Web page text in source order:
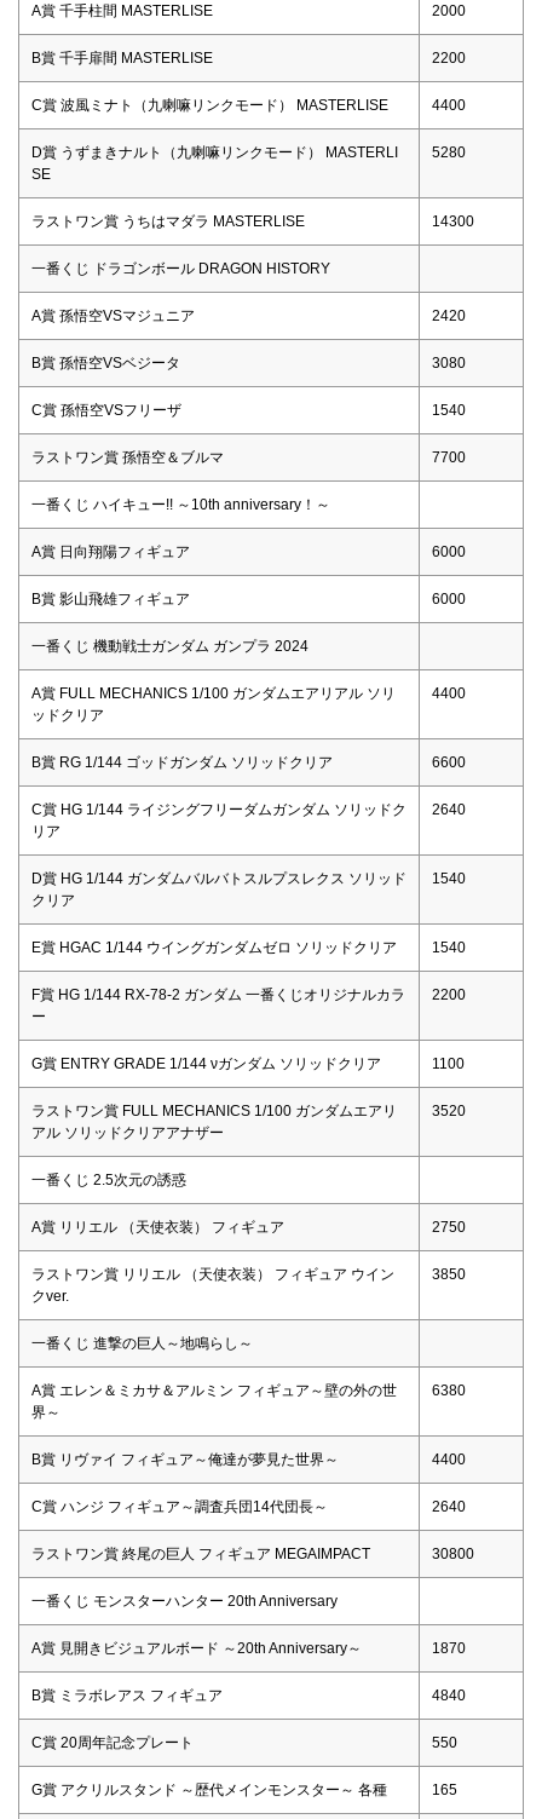
A賞 千手柱間 MASTERLISE 2000
B賞 千手扉間 MASTERLISE 2200
C賞 波風ミナト（九喇嘛リンクモード） MASTERLISE 4400
D賞 うずまきナルト（九喇嘛リンクモード） MASTERLI
SE
5280
ラストワン賞 うちはマダラ MASTERLISE 14300
一番くじ ドラゴンボール DRAGON HISTORY
A賞 孫悟空VSマジュニア 2420
B賞 孫悟空VSベジータ 3080
C賞 孫悟空VSフリーザ 1540
ラストワン賞 孫悟空＆ブルマ 7700
一番くじ ハイキュー!! ～10th anniversary！～
A賞 日向翔陽フィギュア 6000
B賞 影山飛雄フィギュア 6000
一番くじ 機動戦士ガンダム ガンプラ 2024
A賞 FULL MECHANICS 1/100 ガンダムエアリアル ソリ
ッドクリア
4400
B賞 RG 1/144 ゴッドガンダム ソリッドクリア 6600
C賞 HG 1/144 ライジングフリーダムガンダム ソリッドク
リア
2640
D賞 HG 1/144 ガンダムバルバトスルプスレクス ソリッド
クリア
1540
E賞 HGAC 1/144 ウイングガンダムゼロ ソリッドクリア 1540
F賞 HG 1/144 RX-78-2 ガンダム 一番くじオリジナルカラ
ー
2200
G賞 ENTRY GRADE 1/144 νガンダム ソリッドクリア 1100
ラストワン賞 FULL MECHANICS 1/100 ガンダムエアリ
アル ソリッドクリアアナザー
3520
一番くじ 2.5次元の誘惑
A賞 リリエル （天使衣装） フィギュア 2750
ラストワン賞 リリエル （天使衣装） フィギュア ウイン
クver.
3850
一番くじ 進撃の巨人～地鳴らし～
A賞 エレン＆ミカサ＆アルミン フィギュア～壁の外の世
界～
6380
B賞 リヴァイ フィギュア～俺達が夢見た世界～ 4400
C賞 ハンジ フィギュア～調査兵団14代団長～ 2640
ラストワン賞 終尾の巨人 フィギュア MEGAIMPACT 30800
一番くじ モンスターハンター 20th Anniversary
A賞 見開きビジュアルボード ～20th Anniversary～ 1870
B賞 ミラボレアス フィギュア 4840
C賞 20周年記念プレート 550
G賞 アクリルスタンド ～歴代メインモンスター～ 各種 165